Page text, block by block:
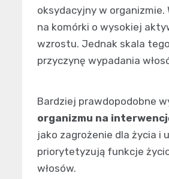
oksydacyjny w
na komórki o wysokiej
wzrostu. Jednak skala
przyczynę wypadania
Bardziej prawdopodobne
organizmu na
jako zagrożenie dla życia i
priorytetyzują funkcje
włosów.